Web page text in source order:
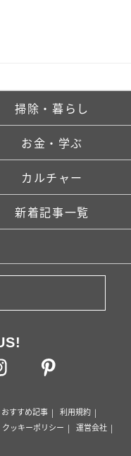
掃除・暮らし
お金・学ぶ
カルチャー
新着記事一覧
おすすめ記事
利用規約
クッキーポリシー
運営会社